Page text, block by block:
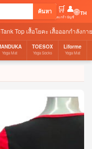
ค้นหา 🛒
ตะกร้า
👤
บัญชี🌐
Tank Top เสื้อโยคะ เสื้อออกกำลังก
Yoga Mat
TOESOX
Yoga Socks
Liforme
Yoga Mat